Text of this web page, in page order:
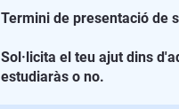
Termini de presentació de
Sol·licita el teu ajut dins
estudiaràs o no.